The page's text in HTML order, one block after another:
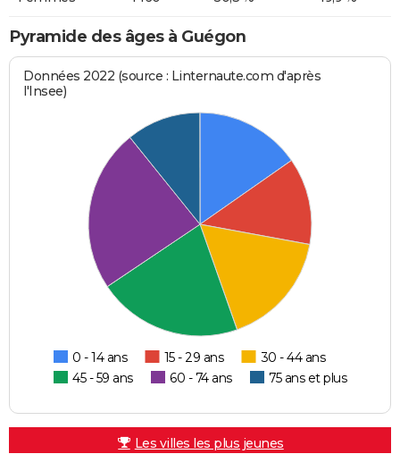
Pyramide des âges à Guégon
Données 2022 (source : Linternaute.com d'après
l'Insee)
0 - 14 ans 15 - 29 ans
30 - 44 ans
45 - 59 ans
60 - 74 ans 75 ans et plus
Les villes les plus jeunes